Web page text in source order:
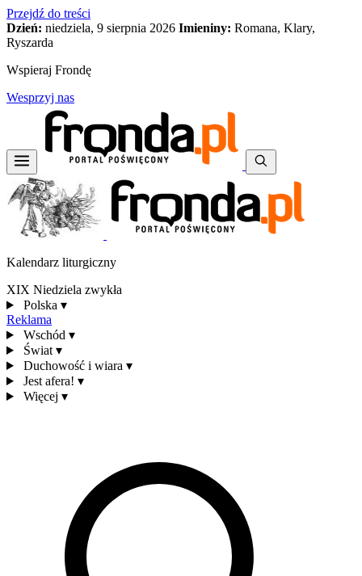
Przejdź do treści
Dzień: niedziela, 9 sierpnia 2026 Imieniny: Romana, Klary,
Ryszarda
Wspieraj Frondę
Wesprzyj nas
Kalendarz liturgiczny
XIX Niedziela zwykła
Polska ▾
Reklama
Wschód ▾
Świat ▾
Duchowość i wiara ▾
Jest afera! ▾
Więcej ▾